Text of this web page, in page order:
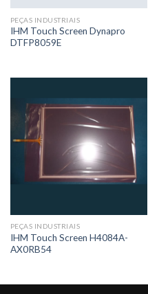
PEÇAS INDUSTRIAIS
IHM Touch Screen Dynapro
DTFP8059E
PEÇAS INDUSTRIAIS
IHM Touch Screen H4084A-
AX0RB54